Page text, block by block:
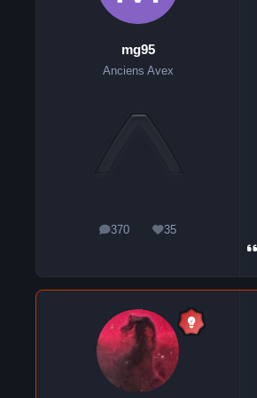
mg95
Anciens Avex
370
messages35
Réputation